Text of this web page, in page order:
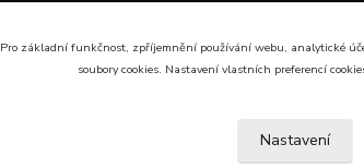
Pro základní funkčnost, zpříjemnění používání webu, analytické
soubory cookies. Nastavení vlastních preferencí
Nastavení